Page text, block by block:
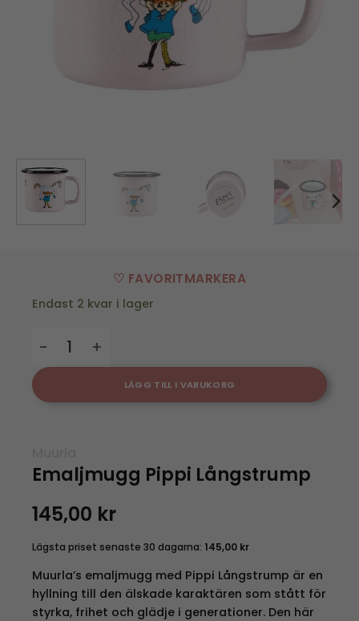
♡ FAVORITMARKERA
Endast 2 kvar i lager
LÄGG TILL I VARUKORG
Emaljmugg Pippi Långstrump
145,00 kr
Lägsta priset senaste 30 dagarna: 145,00 kr
Muurla’s emaljmugg med Pippi Långstrump är en
hyllning till den älskade karaktären som stått för
styrka, frihet och glädje i generationer. Den här